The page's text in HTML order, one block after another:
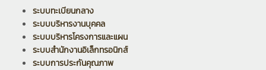
ระบบทะเบียนกลาง
ระบบบริหารงานบุคคล
ระบบบริหารโครงการและแผน
ระบบสำนักงานอิเล็กทรอนิกส์
ระบบการประกันคุณภาพ